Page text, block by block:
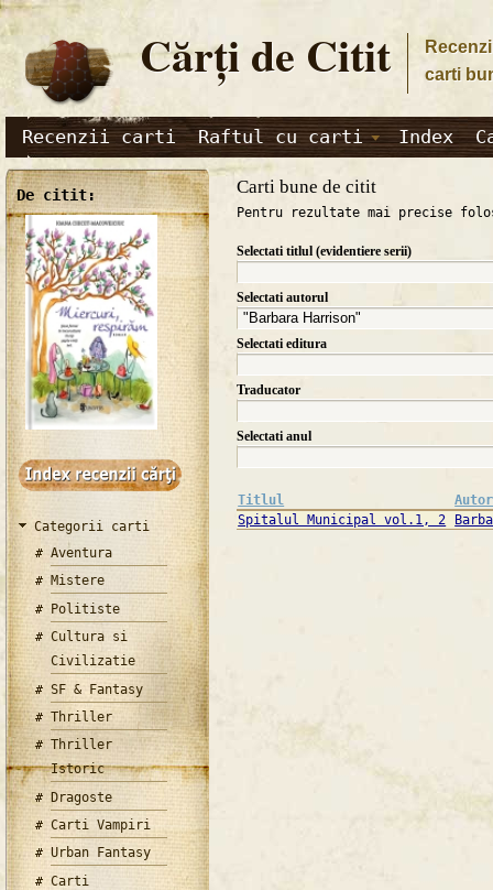
Cărţi de Citit
carti
Recenzii carti Raftul cu carti Index
De citit:
Categorii carti
Aventura
Mistere
Politiste
Cultura si
Civilizatie
SF & Fantasy
Thriller
Thriller
Istoric
Dragoste
Carti Vampiri
Urban Fantasy
Carti
Carti bune de citit
Pentru rezultate mai precise
Selectati titlul (evidentiere serii)
Selectati autorul
Selectati editura
Traducator
Selectati anul
Titlul
Spitalul Municipal vol.1, 2